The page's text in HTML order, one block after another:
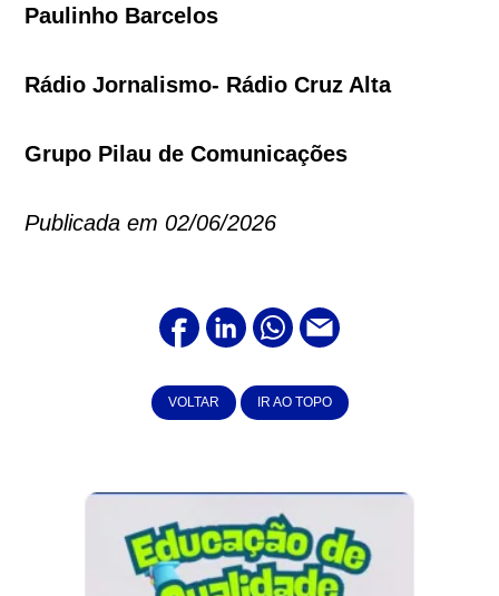
Paulinho Barcelos
Rádio Jornalismo- Rádio Cruz Alta
Grupo Pilau de Comunicações
Publicada em 02/06/2026
VOLTAR IR AO TOPO